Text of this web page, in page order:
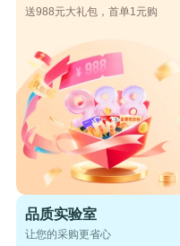
送988元大礼包，首单1元购
品质实验室
让您的采购更省心